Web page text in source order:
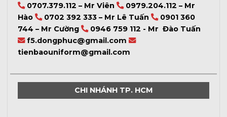
0707.379.112 – Mr Viên
0979.204.112 – Mr
Hào
0702 392 333 – Mr Lê Tuấn
0901 360
744 – Mr Cường
0946 759 112 - Mr Đào Tuấn
f5.dongphuc@gmail.com
tienbaouniform@gmail.com
CHI NHÁNH TP. HCM